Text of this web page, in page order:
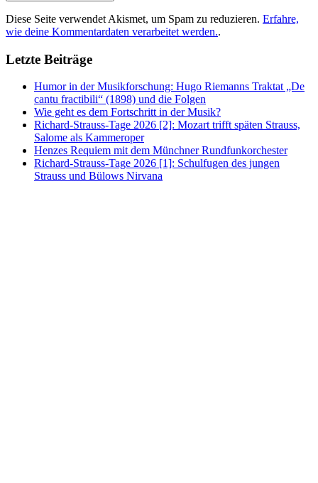
Diese Seite verwendet Akismet, um Spam zu reduzieren. Erfahre,
wie deine Kommentardaten verarbeitet werden..
Letzte Beiträge
Humor in der Musikforschung: Hugo Riemanns Traktat „De
cantu fractibili“ (1898) und die Folgen
Wie geht es dem Fortschritt in der Musik?
Richard-Strauss-Tage 2026 [2]: Mozart trifft späten Strauss,
Salome als Kammeroper
Henzes Requiem mit dem Münchner Rundfunkorchester
Richard-Strauss-Tage 2026 [1]: Schulfugen des jungen
Strauss und Bülows Nirvana